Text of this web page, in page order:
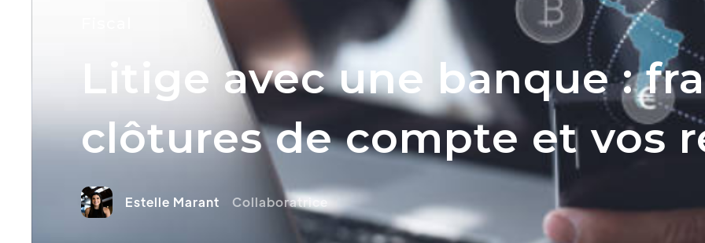
Litige avec une banque :
clôtures de compte et vos
Estelle Marant Collaboratrice